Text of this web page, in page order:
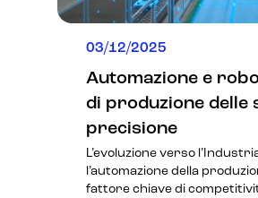
03/12/2025
Automazione e
di produzione delle
precisione
L’evoluzione verso
l’automazione della
fattore chiave di